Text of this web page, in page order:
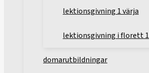
lektionsgivning 1 värja
lektionsgivning i florett 1
domarutbildningar